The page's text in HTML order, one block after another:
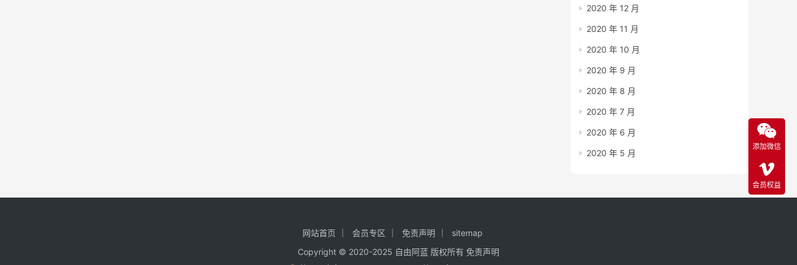
2020 年 12 月
2020 年 11 月
2020 年 10 月
2020 年 9 月
2020 年 8 月
2020 年 7 月
2020 年 6 月
2020 年 5 月
网站首页 会员专区 免责声明
sitemap
Copyright © 2020-2025 自由阿蓝 版权所有 免责声明
添加微信
会员权益